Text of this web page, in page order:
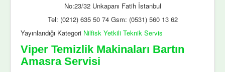
No:23/32 Unkapanı Fatih İstanbul
Tel: (0212) 635 50 74 Gsm: (0531) 560 13 62
Yayınlandığı Kategori Nilfisk Yetkili Teknik Servis
Viper Temizlik Makinaları Bartın
Amasra Servisi